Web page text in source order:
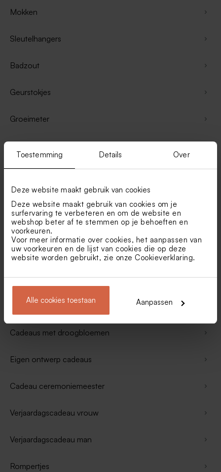
Toestemming Details Over
Deze website maakt gebruik van cookies
Deze website maakt gebruik van cookies om je
surfervaring te verbeteren en om de website en
webshop beter af te stemmen op je behoeften en
voorkeuren.
Voor meer informatie over cookies, het aanpassen van
uw voorkeuren en de lijst van cookies die op deze
website worden gebruikt, zie onze Cookieverklaring.
Alle cookies toestaan Aanpassen
Mokken
Sleutelhangers
Badzout
Geurstokjes
Groeimeter
Transparante fotolijstjes
Kussens
Houten decoratie
Laptophoezen
Linnen tasjes
Geboorteposters
Cadeaus met droogbloemen
Eigen ontwerp cadeaus
Cadeau ceremoniemeester
Verjaardagscadeau vrouw
Verjaardagscadeau man
Rompertjes